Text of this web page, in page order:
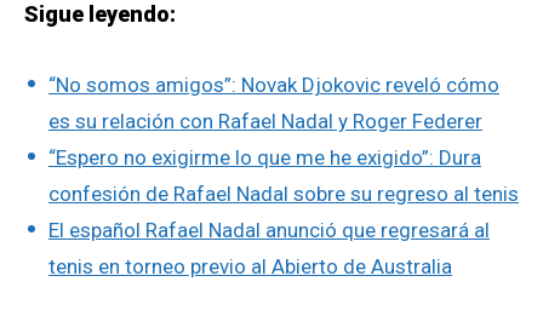
Sigue leyendo:
“No somos amigos”: Novak Djokovic reveló cómo
es su relación con Rafael Nadal y Roger Federer
“Espero no exigirme lo que me he exigido”: Dura
confesión de Rafael Nadal sobre su regreso al tenis
El español Rafael Nadal anunció que regresará al
tenis en torneo previo al Abierto de Australia